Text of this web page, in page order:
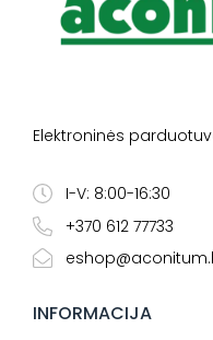
Elektroninės
I-V: 8:00-16:30
+370 612 77733
INFORMACIJA